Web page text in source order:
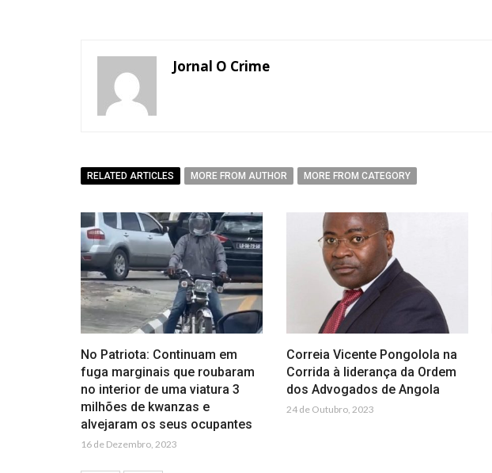
Jornal O Crime
RELATED ARTICLES MORE FROM AUTHOR MORE FROM CATEGORY
No Patriota: Continuam em
fuga marginais que roubaram
no interior de uma viatura 3
milhões de kwanzas e
alvejaram os seus ocupantes
16 de Dezembro, 2023
Correia Vicente Pongolola na
Corrida à liderança da Ordem
dos Advogados de Angola
24 de Outubro, 2023